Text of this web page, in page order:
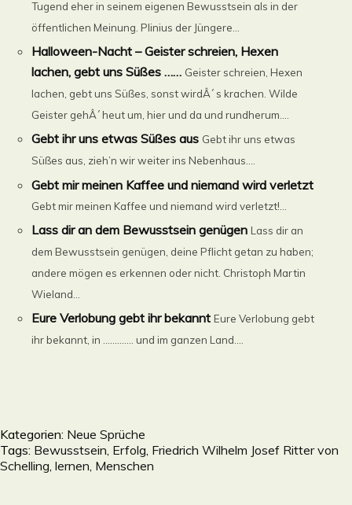
Tugend eher in seinem eigenen Bewusstsein als in der
öffentlichen Meinung. Plinius der Jüngere...
Halloween-Nacht – Geister schreien, Hexen
lachen, gebt uns Süßes …… Geister schreien, Hexen
lachen, gebt uns Süßes, sonst wirdÂ´ s krachen. Wilde
Geister gehÂ´ heut um, hier und da und rundherum....
Gebt ihr uns etwas Süßes aus Gebt ihr uns etwas
Süßes aus, zieh’n wir weiter ins Nebenhaus....
Gebt mir meinen Kaffee und niemand wird verletzt
Gebt mir meinen Kaffee und niemand wird verletzt!...
Lass dir an dem Bewusstsein genügen Lass dir an
dem Bewusstsein genügen, deine Pflicht getan zu haben;
andere mögen es erkennen oder nicht. Christoph Martin
Wieland...
Eure Verlobung gebt ihr bekannt Eure Verlobung gebt
ihr bekannt, in …………. und im ganzen Land....
Kategorien: Neue Sprüche
Tags: Bewusstsein Erfolg Friedrich Wilhelm Josef Ritter von
Schelling lernen Menschen